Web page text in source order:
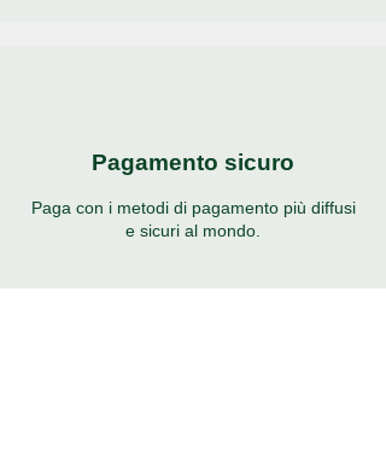
Pagamento sicuro
Paga con i metodi di pagamento più diffusi
e sicuri al mondo.